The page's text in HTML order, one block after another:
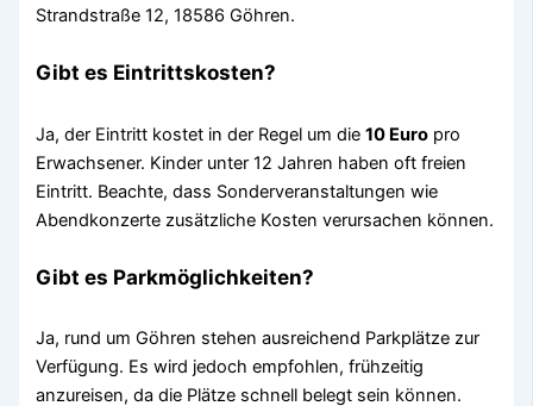
Strandstraße 12, 18586 Göhren.
Gibt es Eintrittskosten?
Ja, der Eintritt kostet in der Regel um die10 Euro pro
Erwachsener. Kinder unter 12 Jahren haben oft freien
Eintritt. Beachte, dass Sonderveranstaltungen wie
Abendkonzerte zusätzliche Kosten verursachen können.
Gibt es Parkmöglichkeiten?
Ja, rund um Göhren stehen ausreichend Parkplätze zur
Verfügung. Es wird jedoch empfohlen, frühzeitig
anzureisen, da die Plätze schnell belegt sein können.